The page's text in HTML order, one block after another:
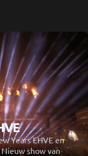
Years EHVE en
show van